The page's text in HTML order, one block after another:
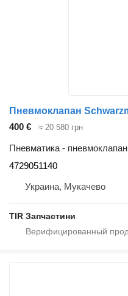
400 € ≈ 20 580 грн
Пневматика - пневмоклапан
4729051140
Украина, Мукачево
TIR Запчастини